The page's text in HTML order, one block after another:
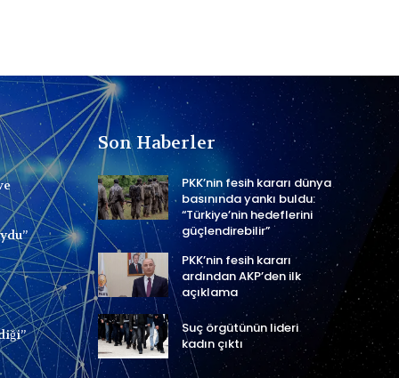
Son Haberler
PKK’nin fesih kararı dünya
basınında yankı buldu:
“Türkiye’nin hedeflerini
güçlendirebilir”
PKK’nin fesih kararı
ardından AKP’den ilk
açıklama
Suç örgütünün lideri
kadın çıktı